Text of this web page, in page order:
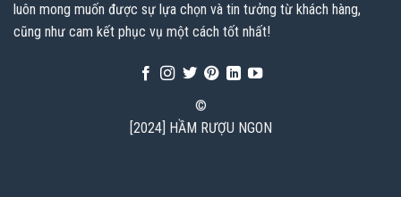
luôn mong muốn được sự lựa chọn và tin tưởng từ khách hàng,
cũng như cam kết phục vụ một cách tốt nhất!
©
[2024] HẦM RƯỢU NGON